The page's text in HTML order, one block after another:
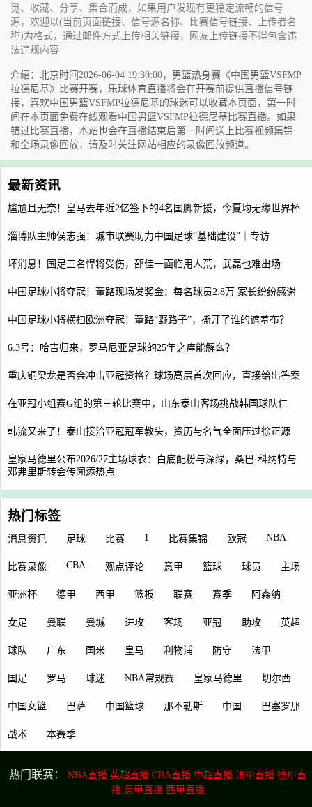
觅、收藏、分享、集合而成，如果用户发现有更稳定流畅的信号
源，欢迎以(当前页面链接、信号源名称、比赛信号链接、上传者名
称)为格式，通过邮件方式上传相关链接，网友上传链接不得包含违
法违规内容
介绍：北京时间2026-06-04 19:30:00，男篮热身赛《中国男篮VSFMP
拉德尼基》比赛开赛，乐球体育直播将会在开赛前提供直播信号链
接，喜欢中国男篮VSFMP拉德尼基的球迷可以收藏本页面，第一时
间在本页面免费在线观看中国男篮VSFMP拉德尼基比赛直播。如果
错过比赛直播，本站也会在直播结束后第一时间送上比赛视频集锦
和全场录像回放，请及时关注网站相应的录像回放频道。
最新资讯
尴尬且无奈！皇马去年近2亿签下的4名国脚新援，今夏均无缘世界杯
淄博队主帅侯志强：城市联赛助力中国足球“基础建设”｜专访
坏消息！国足三名悍将受伤，邵佳一面临用人荒，武磊也难出场
中国足球小将夺冠！董路现场发奖金：每名球员2.8万 家长纷纷感谢
中国足球小将横扫欧洲夺冠！董路“野路子”，撕开了谁的遮羞布？
6.3号：哈吉归来，罗马尼亚足球的25年之痒能解么？
重庆铜梁龙是否会冲击亚冠资格？球场高层首次回应，直接给出答案
在亚冠小组赛G组的第三轮比赛中，山东泰山客场挑战韩国球队仁
韩流又来了！泰山接洽亚冠冠军教头，资历与名气全面压过徐正源
皇家马德里公布2026/27主场球衣：白底配粉与深绿，桑巴·科纳特与
邓弗里斯转会传闻添热点
热门标签
消息资讯 足球 比赛 1 比赛集锦 欧冠 NBA
比赛录像 CBA 观点评论 意甲 篮球 球员 主场
亚洲杯 德甲 西甲 篮板 联赛 赛季 阿森纳
女足 曼联 曼城 进攻 客场 亚冠 助攻 英超
球队 广东 国米 皇马 利物浦 防守 法甲
国足 罗马 球迷 NBA常规赛 皇家马德里 切尔西
中国女篮 巴萨 中国篮球 那不勒斯 中国 巴塞罗那
战术 本赛季
热门联赛： NBA直播 英超直播 CBA直播 中超直播 法甲直播 德甲直
播 意甲直播 西甲直播